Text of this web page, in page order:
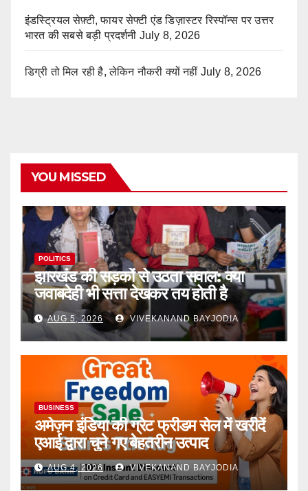
इंडस्ट्रियल सेफ़्टी, फायर सेफ्टी एंड डिज़ास्टर रिस्पॉन्स पर उत्तर
भारत की सबसे बड़ी प्रदर्शनी July 8, 2026
डिग्री तो मिल रही है, लेकिन नौकरी क्यों नहीं July 8, 2026
YOU MISSED
POLITICS
झारखंड की सड़कों से उठता सवाल: क्या
जवाबदेही भी सत्ता देखकर तय होती है
AUG 5, 2026 VIVEKANAND BAYJODIA
BUSINESS
अमेज़न इंडिया की ग्रेट फ्रीडम सेल में खरीदें
एआई द्वारा चुने गए बेहतरीन उत्पाद
AUG 4, 2026 VIVEKANAND BAYJODIA